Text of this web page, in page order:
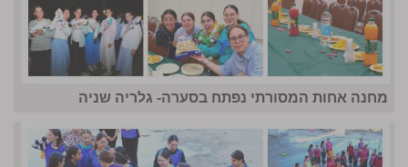
מחנה אחות המסורתי נפתח בסערה- גלריה שניה